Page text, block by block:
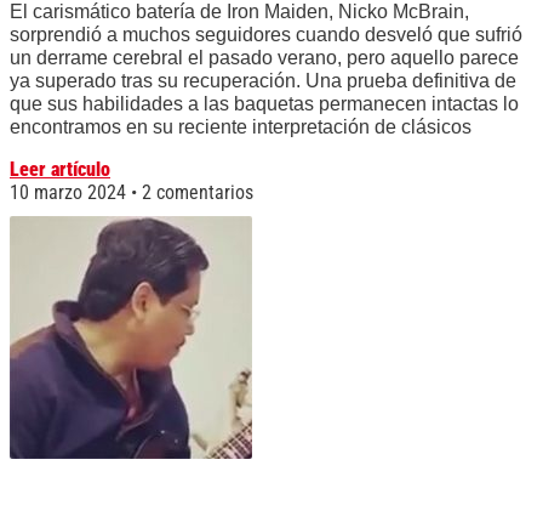
El carismático batería de Iron Maiden, Nicko McBrain,
sorprendió a muchos seguidores cuando desveló que sufrió
un derrame cerebral el pasado verano, pero aquello parece
ya superado tras su recuperación. Una prueba definitiva de
que sus habilidades a las baquetas permanecen intactas lo
encontramos en su reciente interpretación de clásicos
Leer artículo
10 marzo 2024
2 comentarios